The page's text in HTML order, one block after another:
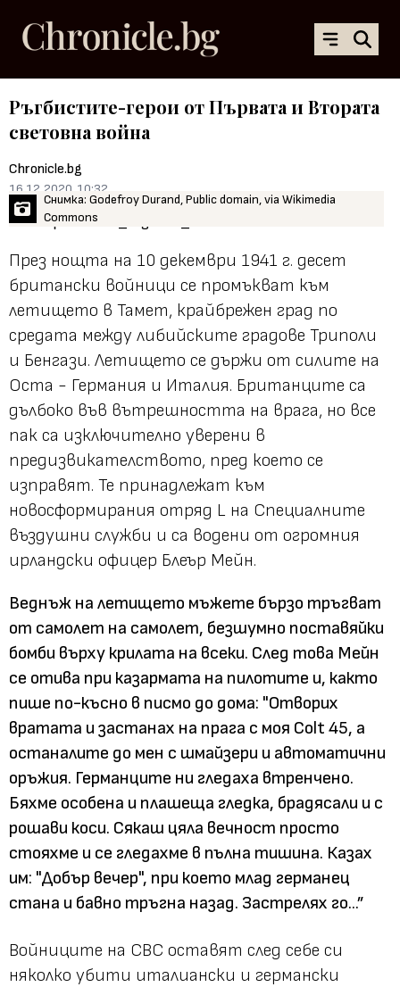
Ръгбистите-герои от Първата и Втората
световна война
Chronicle.bg
16.12.2020, 10:32
Снимка: Godefroy Durand, Public domain, via Wikimedia
Commons
През нощта на 10 декември 1941 г. десет
британски войници се промъкват към
летището в Тамет, крайбрежен град по
средата между либийските градове Триполи
и Бенгази. Летището се държи от силите на
Оста - Германия и Италия. Британците са
дълбоко във вътрешността на врага, но все
пак са изключително уверени в
предизвикателството, пред което сe
изправят. Те принадлежат към
новосформирания отряд L на Специалните
въздушни служби и са водени от огромния
ирландски офицер Блеър Мейн.
Веднъж на летището мъжете бързо тръгват
от самолет на самолет, безшумно поставяйки
бомби върху крилата на всеки. След това Мейн
се отива при казармата на пилотите и, както
пише по-късно в писмо до дома: "Отворих
вратата и застанах на прага с моя Colt 45, а
останалите до мен с шмайзери и автоматични
оръжия. Германците ни гледаха втренчено.
Бяхме особена и плашеща гледка, брадясали и с
рошави коси. Сякаш цяла вечност просто
стояхме и се гледахме в пълна тишина. Казах
им: "Добър вечер", при което млад германец
стана и бавно тръгна назад. Застрелях го...”
Войниците на СВС оставят след себе си
няколко убити италиански и германски